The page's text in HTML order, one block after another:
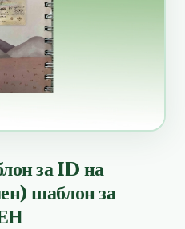
за ID на
шаблон за